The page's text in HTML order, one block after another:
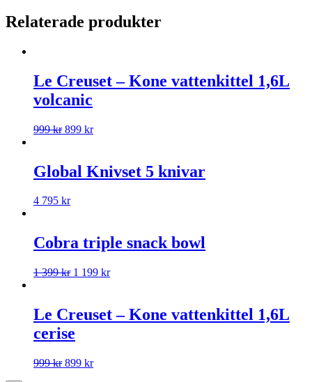
Relaterade produkter
Le Creuset – Kone vattenkittel 1,6L
volcanic
999kr 899 kr
Global Knivset 5 knivar
4 795 kr
Cobra triple snack bowl
1 399kr 1 199 kr
Le Creuset – Kone vattenkittel 1,6L
cerise
999kr 899 kr